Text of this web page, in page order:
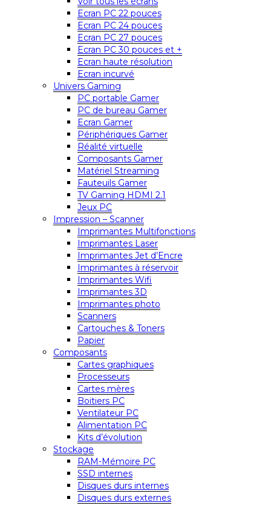
Ecran PC 22 pouces
Ecran PC 24 pouces
Ecran PC 27 pouces
Ecran PC 30 pouces et +
Ecran haute résolution
Ecran incurvé
Univers Gaming
PC portable Gamer
PC de bureau Gamer
Ecran Gamer
Périphériques Gamer
Réalité virtuelle
Composants Gamer
Matériel Streaming
Fauteuils Gamer
TV Gaming HDMI 2.1
Jeux PC
Impression – Scanner
Imprimantes Multifonctions
Imprimantes Laser
Imprimantes Jet d’Encre
Imprimantes à réservoir
Imprimantes Wifi
Imprimantes 3D
Imprimantes photo
Scanners
Cartouches & Toners
Papier
Composants
Cartes graphiques
Processeurs
Cartes mères
Boitiers PC
Ventilateur PC
Alimentation PC
Kits d’évolution
Stockage
RAM-Mémoire PC
SSD internes
Disques durs internes
Disques durs externes